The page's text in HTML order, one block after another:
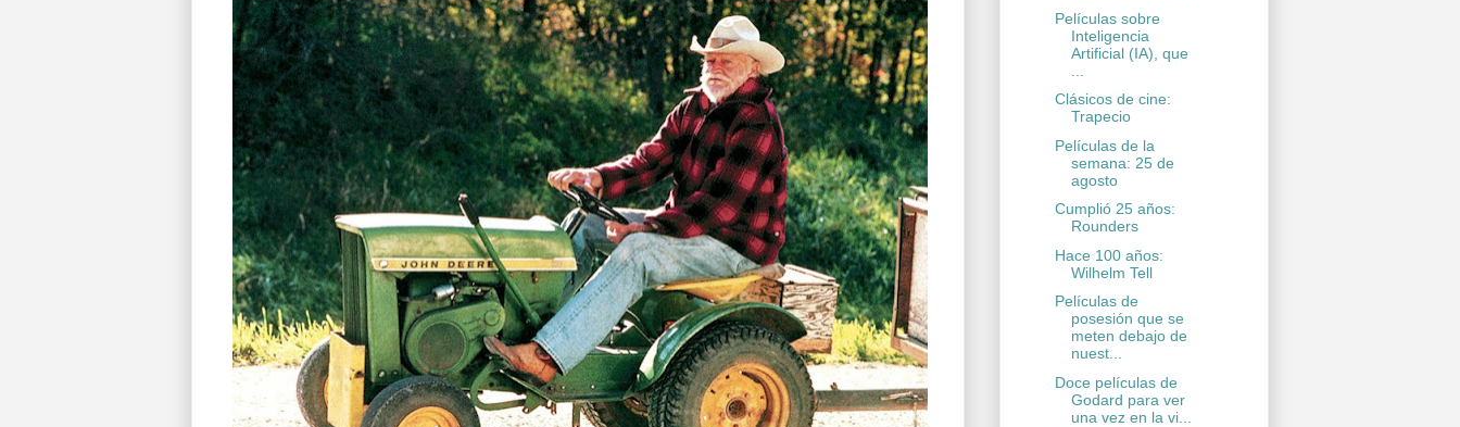
Películas sobre
Inteligencia
Artificial (IA), que
Clásicos de cine:
Trapecio
Películas de la
semana: 25 de
agosto
Cumplió 25 años:
Rounders
Hace 100 años:
Wilhelm Tell
Películas de
posesión que se
meten debajo de
nuest...
Doce películas de
Godard para ver
una vez en la vi...